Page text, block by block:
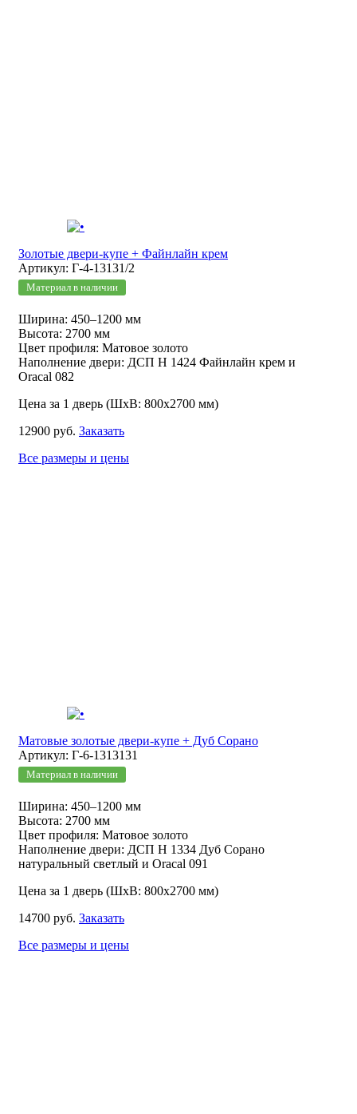
Золотые двери-купе + Файнлайн крем
Артикул: Г-4-13131/2
Материал в наличии
Ширина: 450–1200 мм
Высота: 2700 мм
Цвет профиля: Матовое золото
Наполнение двери: ДСП Н 1424 Файнлайн крем и
Oracal 082
Цена за 1 дверь (ШхВ: 800х2700 мм)
12900 руб. Заказать
Все размеры и цены
Матовые золотые двери-купе + Дуб Сорано
Артикул: Г-6-1313131
Материал в наличии
Ширина: 450–1200 мм
Высота: 2700 мм
Цвет профиля: Матовое золото
Наполнение двери: ДСП Н 1334 Дуб Сорано
натуральный светлый и Oracal 091
Цена за 1 дверь (ШхВ: 800х2700 мм)
14700 руб. Заказать
Все размеры и цены